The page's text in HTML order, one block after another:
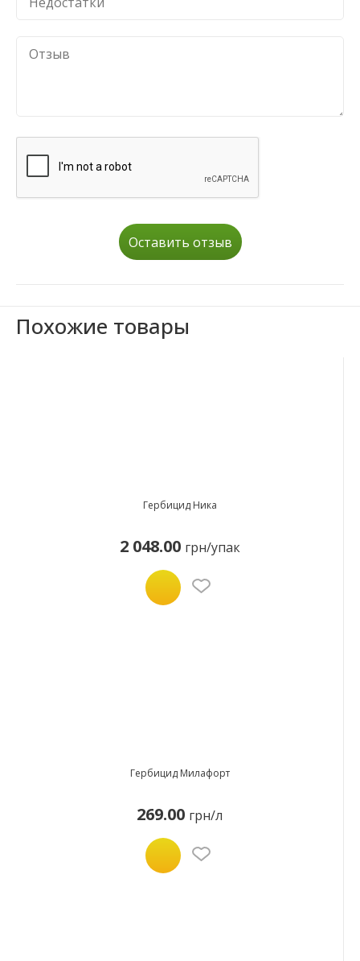
Оставить отзыв
Похожие товары
Гербицид Ника
2 048.00 грн/упак
Гербицид Милафорт
269.00 грн/л